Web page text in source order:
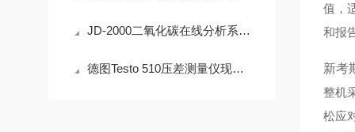
JD-2000二氧化碳在线分析系统技术详解
德图Testo 510压差测量仪现场测量操作与误差控制
值，
和报
新考
整机
松应